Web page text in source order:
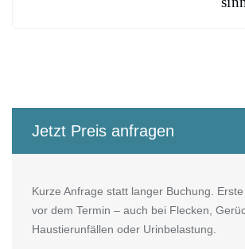
Jetzt Preis anfragen
Kurze Anfrage statt langer Buchung.
vor dem Termin – auch bei Flecken,
Haustierunfällen oder Urinbelastung.